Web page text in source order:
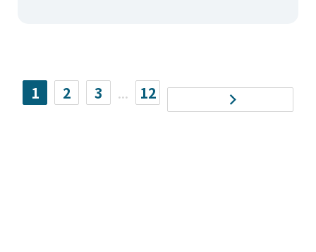
1 2 3 ... 12